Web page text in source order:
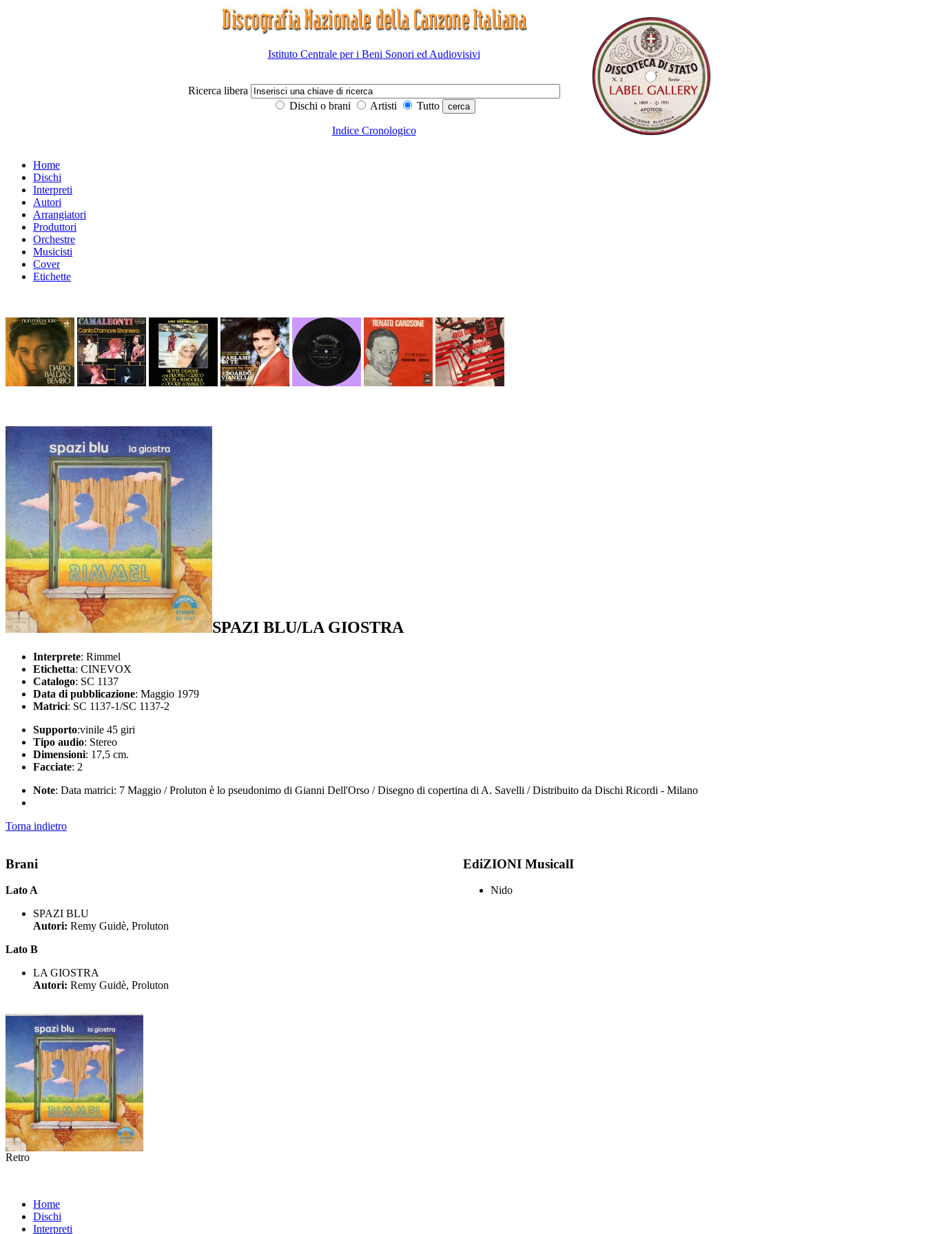
Istituto Centrale per i Beni Sonori ed Audiovisivi
Ricerca libera
Dischi o brani
Artisti Tutto
Indice Cronologico
Home
Dischi
Interpreti
Autori
Arrangiatori
Produttori
Orchestre
Musicisti
Cover
Etichette
SPAZI BLU/LA GIOSTRA
Interprete: Rimmel
Etichetta: CINEVOX
Catalogo: SC 1137
Data di pubblicazione: Maggio 1979
Matrici: SC 1137-1/SC 1137-2
Supporto:vinile 45 giri
Tipo audio: Stereo
Dimensioni: 17,5 cm.
Facciate: 2
Note: Data matrici: 7 Maggio / Proluton è lo pseudonimo di Gianni Dell'Orso / Disegno di copertina di A. Savelli / Distribuito da Dischi Ricordi - Milano
Torna indietro
Brani
Lato A
SPAZI BLU
Autori: Remy Guidè, Proluton
Lato B
LA GIOSTRA
Autori: Remy Guidè, Proluton
EdiZIONI MusicalI
Nido
Retro
Home
Dischi
Interpreti